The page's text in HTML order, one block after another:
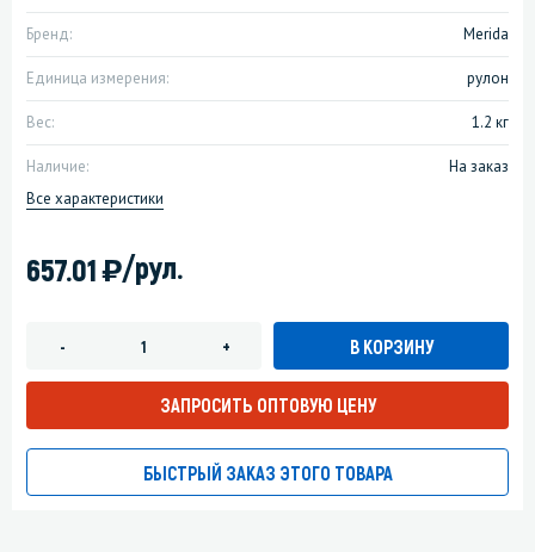
Бренд: Merida
Единица измерения: рулон
Вес: 1.2 кг
Наличие:
На заказ
Все характеристики
657.01)/рул.
- + В КОРЗИНУ
ЗАПРОСИТЬ ОПТОВУЮ ЦЕНУ
БЫСТРЫЙ ЗАКАЗ ЭТОГО ТОВАРА